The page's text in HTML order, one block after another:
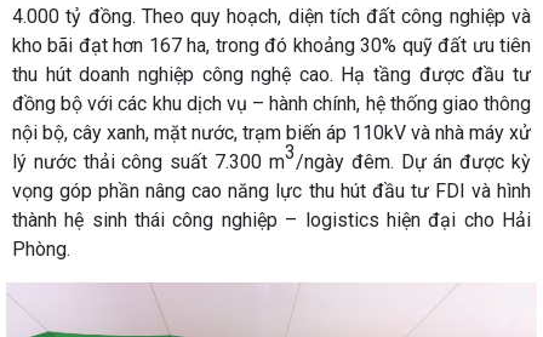
4.000 tỷ đồng. Theo quy hoạch, diện tích đất công nghiệp và
kho bãi đạt hơn 167 ha, trong đó khoảng 30% quỹ đất ưu tiên
thu hút doanh nghiệp công nghệ cao. Hạ tầng được đầu tư
đồng bộ với các khu dịch vụ – hành chính, hệ thống giao thông
nội bộ, cây xanh, mặt nước, trạm biến áp 110kV và nhà máy xử
lý nước thải công suất 7.300 m3/ngày đêm. Dự án được kỳ
vọng góp phần nâng cao năng lực thu hút đầu tư FDI và hình
thành hệ sinh thái công nghiệp – logistics hiện đại cho Hải
Phòng.